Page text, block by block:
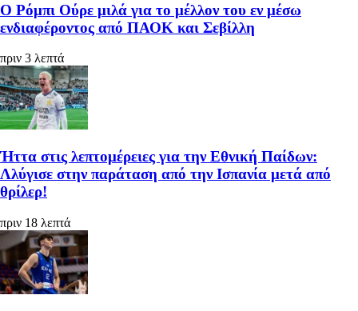
Ο Ρόμπι Ούρε μιλά για το μέλλον του εν μέσω
ενδιαφέροντος από ΠΑΟΚ και Σεβίλλη
πριν 3 λεπτά
Ήττα στις λεπτομέρειες για την Εθνική Παίδων:
Λλύγισε στην παράταση από την Ισπανία μετά από
θρίλερ!
πριν 18 λεπτά